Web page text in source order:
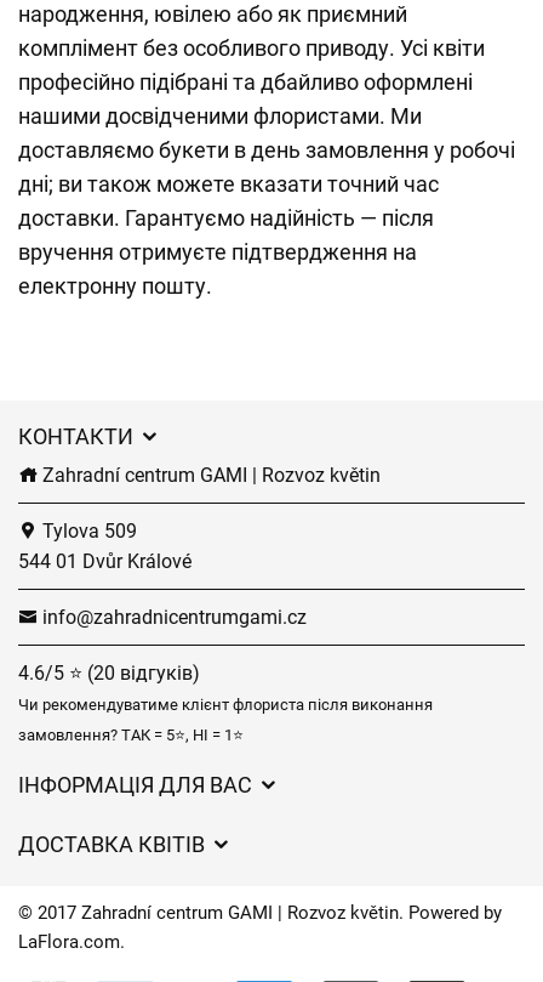
народження, ювілею або як приємний
комплімент без особливого приводу. Усі квіти
професійно підібрані та дбайливо оформлені
нашими досвідченими флористами. Ми
доставляємо букети в день замовлення у робочі
дні; ви також можете вказати точний час
доставки. Гарантуємо надійність — після
вручення отримуєте підтвердження на
електронну пошту.
КОНТАКТИ
Zahradní centrum GAMI | Rozvoz květin
Tylova 509
544 01 Dvůr Králové
info@zahradnicentrumgami.cz
4.6/5 ⭐ (20 відгуків)
Чи рекомендуватиме клієнт флориста після виконання
замовлення? ТАК = 5⭐, НІ = 1⭐
ІНФОРМАЦІЯ ДЛЯ ВАС
Захист персональних даних
Час доставки квітів – огляд можливостей
ДОСТАВКА КВІТІВ
Куди ми доставляємо квіти
© 2017 Zahradní centrum GAMI | Rozvoz květin. Powered by
LaFlora.com.